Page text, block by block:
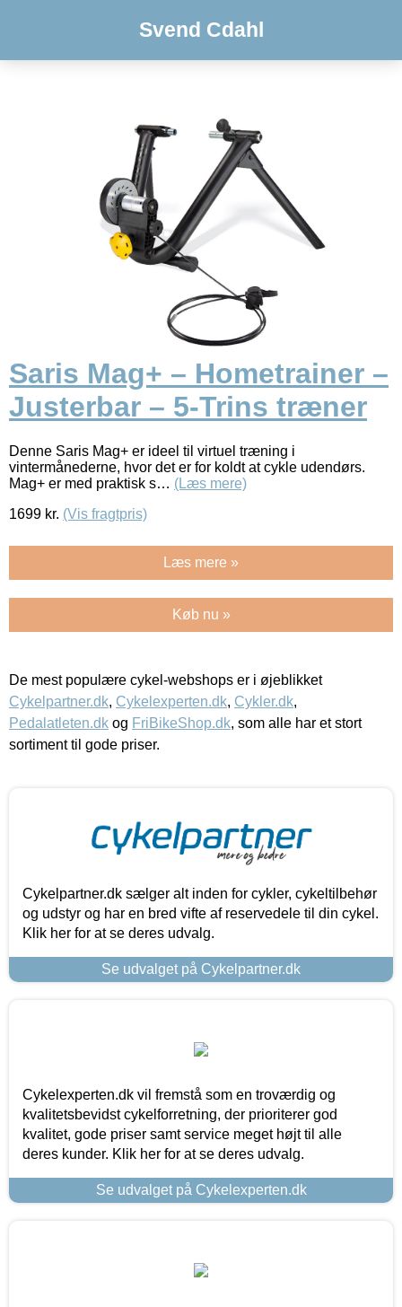
Svend Cdahl
Saris Mag+ – Hometrainer –
Justerbar – 5-Trins træner
Denne Saris Mag+ er ideel til virtuel træning i
vintermånederne, hvor det er for koldt at cykle udendørs.
Mag+ er med praktisk s… (Læs mere)
1699 kr. (Vis fragtpris)
Læs mere »
Køb nu »
De mest populære cykel-webshops er i øjeblikket
Cykelpartner.dk, Cykelexperten.dk, Cykler.dk,
Pedalatleten.dk og FriBikeShop.dk, som alle har et stort
sortiment til gode priser.
Cykelpartner.dk sælger alt inden for cykler, cykeltilbehør
og udstyr og har en bred vifte af reservedele til din cykel.
Klik her for at se deres udvalg.
Se udvalget på Cykelpartner.dk
Cykelexperten.dk vil fremstå som en troværdig og
kvalitetsbevidst cykelforretning, der prioriterer god
kvalitet, gode priser samt service meget højt til alle
deres kunder. Klik her for at se deres udvalg.
Se udvalget på Cykelexperten.dk